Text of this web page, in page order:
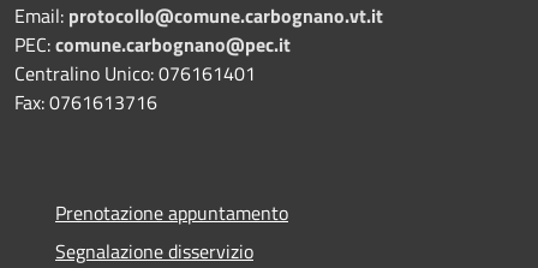
Email: protocollo@comune.carbognano.vt.it
PEC:comune.carbognano@pec.it
Centralino Unico: 076161401
Fax: 0761613716
Prenotazione appuntamento
Segnalazione disservizio